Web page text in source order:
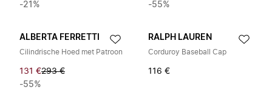
-21%
-55%
ALBERTA FERRETTI
Cilindrische Hoed met Patroon
131 €293 €
-55%
RALPH LAUREN
Corduroy Baseball Cap
116 €